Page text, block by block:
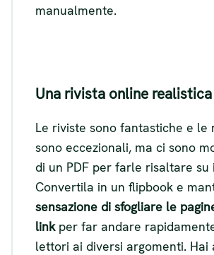
manualmente.
Una rivista online realistica
Le riviste sono fantastiche e le
sono eccezionali, ma ci sono
di un PDF per farle risaltare su
Convertila in un flipbook e
sensazione di sfogliare le
linkper far andare
lettori ai diversi argomenti. Hai